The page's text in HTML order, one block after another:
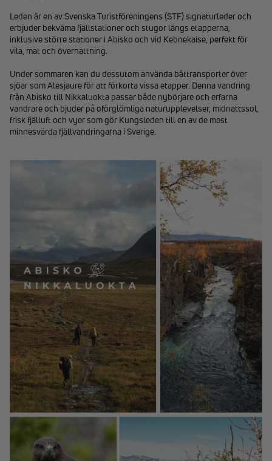
Leden är en av Svenska Turistföreningens (STF) signaturleder och
erbjuder bekväma fjällstationer och stugor längs etapperna,
inklusive större stationer i Abisko och vid Kebnekaise, perfekt för
vila, mat och övernattning.
Under sommaren kan du dessutom använda båttransporter över
sjöar som Alesjaure för att förkorta vissa etapper. Denna vandring
från Abisko till Nikkaluokta passar både nybörjare och erfarna
vandrare och bjuder på oförglömliga naturupplevelser, midnattssol,
frisk fjälluft och vyer som gör Kungsleden till en av de mest
minnesvärda fjällvandringarna i Sverige.